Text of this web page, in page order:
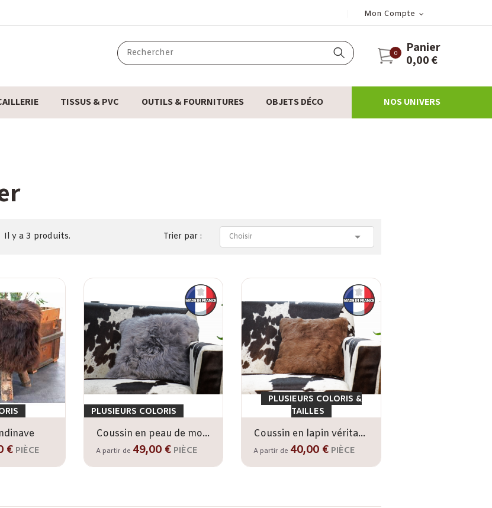
Mon Compte
0
Panier
0,00 €
TISSUS & PVC OUTILS & FOURNITURES OBJETS DÉCO NOS UNIVERS
Il y a 3 produits. Trier par : Choisir 
€ PIÈCE
PLUSIEURS COLORIS
Coussin en peau de mouton 40 x 40 cm
A partir de 49,00 € PIÈCE
PLUSIEURS COLORIS &
TAILLES
Coussin en lapin véritable
A partir de 40,00 € PIÈCE